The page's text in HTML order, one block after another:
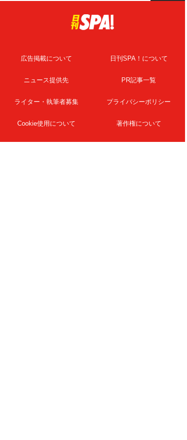
広告掲載について 日刊SPA！について
ニュース提供先 PR記事一覧
ライター・執筆者募集 プライバシーポリシー
Cookie使用について 著作権について